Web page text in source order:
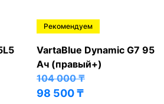
Рекомендуем
VartaBlue Dynamic G7 95
Ач (правый+)
104 000₸
98 500₸